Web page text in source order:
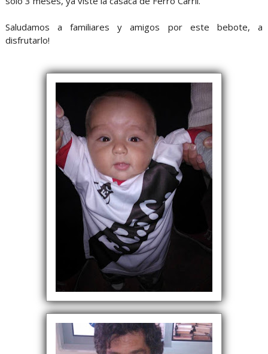
Saludamos a familiares y amigos por este bebote, a
disfrutarlo!